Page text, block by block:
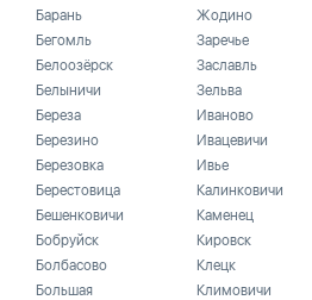
Барань
Бегомль
Белоозёрск
Белыничи
Береза
Березино
Березовка
Берестовица
Бешенковичи
Бобруйск
Болбасово
Большая
Жодино
Заречье
Заславль
Зельва
Иваново
Ивацевичи
Ивье
Калинковичи
Каменец
Кировск
Клецк
Климовичи